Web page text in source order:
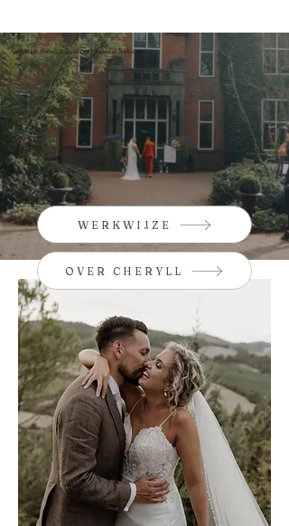
Behind the scenes video door Nadeche Theloesen
WERKWIJZE
OVER CHERYLL